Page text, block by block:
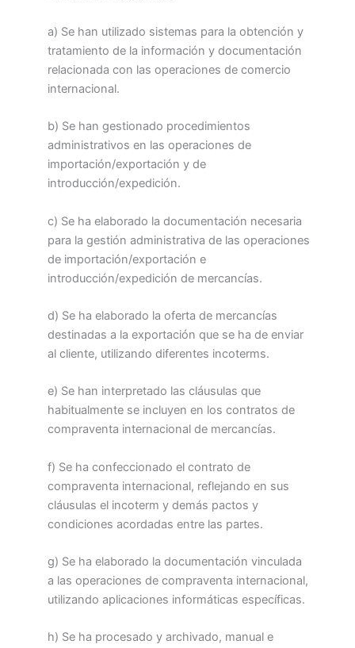
a) Se han utilizado sistemas para la obtención y
tratamiento de la información y documentación
relacionada con las operaciones de comercio
internacional.
b) Se han gestionado procedimientos
administrativos en las operaciones de
importación/exportación y de
introducción/expedición.
c) Se ha elaborado la documentación necesaria
para la gestión administrativa de las operaciones
de importación/exportación e
introducción/expedición de mercancías.
d) Se ha elaborado la oferta de mercancías
destinadas a la exportación que se ha de enviar
al cliente, utilizando diferentes incoterms.
e) Se han interpretado las cláusulas que
habitualmente se incluyen en los contratos de
compraventa internacional de mercancías.
f) Se ha confeccionado el contrato de
compraventa internacional, reflejando en sus
cláusulas el incoterm y demás pactos y
condiciones acordadas entre las partes.
g) Se ha elaborado la documentación vinculada
a las operaciones de compraventa internacional,
utilizando aplicaciones informáticas específicas.
h) Se ha procesado y archivado, manual e